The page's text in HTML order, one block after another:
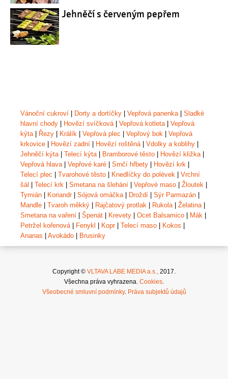
Jehněčí s červeným pepřem
Vánoční cukroví | Dorty a dortíčky | Vepřová panenka | Sladké
hlavní chody | Hovězí svíčková | Vepřová kotleta | Vepřová
kýta | Řezy | Králík | Vepřová plec | Vepřový bok | Vepřová
krkovice | Hovězí zadní | Hovězí roštěná | Vdolky a koblihy |
Jehněčí kýta | Telecí kýta | Bramborové těsto | Hovězí kližka |
Vepřová hlava | Vepřové karé | Srnčí hřbety | Hovězí krk |
Telecí plec | Tvarohové těsto | Knedlíčky do polévek | Vrchní
šál | Telecí krk | Smetana na šlehání | Vepřové maso | Žloutek |
Tymián | Koriandr| Sójová omáčka | Droždí | Sýr Parmazán |
Mandle | Tvaroh měkký | Rajčatový protlak | Rukola | Želatina |
Smetana na vaření | Špenát | Krevety | Ocet Balsamico | Mák |
Petržel kořenová | Fenykl | Kopr| Telecí maso | Kokos |
Ananas | Avokádo | Brusinky
Copyright © VLTAVA LABE MEDIA a.s.,
2017.
Všechna práva vyhrazena. Cookies
Všeobecné smluvní podmínky. Práva subjektů údajů